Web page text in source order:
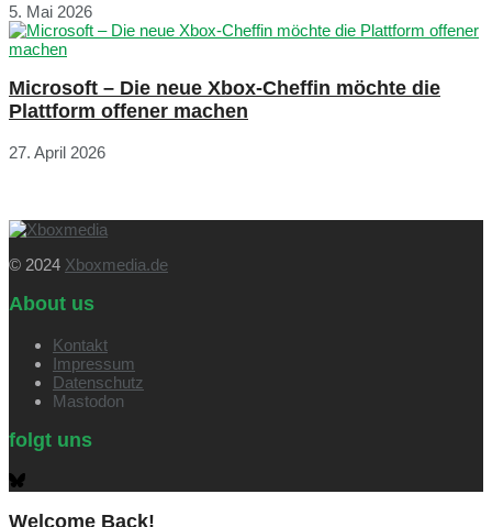
5. Mai 2026
Microsoft – Die neue Xbox-Cheffin möchte die
Plattform offener machen
27. April 2026
© 2024 Xboxmedia.de
About us
Kontakt
Impressum
Datenschutz
Mastodon
folgt uns
Welcome Back!